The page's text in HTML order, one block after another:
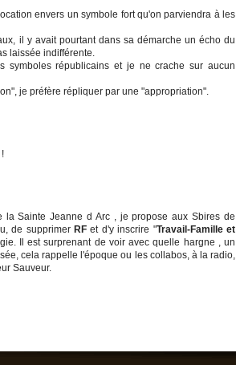
envers un symbole fort qu'on parviendra à les
il y avait pourtant dans sa démarche un écho du
laissée indifférente.
républicains et je ne crache sur aucun
je préfère répliquer par une "appropriation".
Sainte Jeanne d Arc , je propose aux Sbires de
de supprimer RF et d'y inscrire "Travail-Famille et
Il est surprenant de voir avec quelle hargne , un
cela rappelle l'époque ou les collabos, à la radio,
Sauveur.